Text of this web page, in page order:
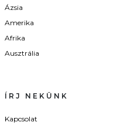
Ázsia
Amerika
Afrika
Ausztrália
ÍRJ NEKÜNK
Kapcsolat